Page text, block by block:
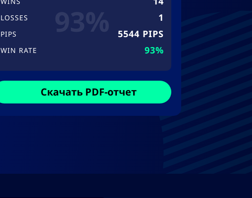
LOSSES 1
PIPS 5544 PIPS
WIN RATE 93%
Скачать PDF-отчет